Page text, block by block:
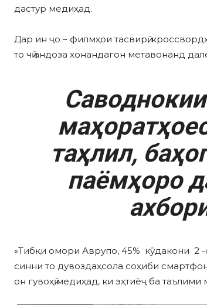
дастур медиҳад.
Дар ин ҷо – филмҳои тасвирӣ,
то чӣ андоза хонандагон метавонанд
таҳлил,
паёмҳоро
«Тибқи омори Аврупо, 45% кӯдакони 2
синни то дувоздаҳсола соҳиби
он гувоҳӣ медиҳад, ки эҳтиёҷ ба